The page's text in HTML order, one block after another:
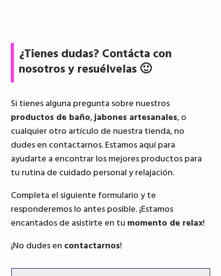
¿Tienes dudas? Contácta con
nosotros y resuélvelas 🙂
Si tienes alguna pregunta sobre nuestros
productos de baño,jabones artesanales, o
cualquier otro artículo de nuestra tienda, no
dudes en contactarnos. Estamos aquí para
ayudarte a encontrar los mejores productos para
tu rutina de cuidado personal y relajación.
Completa el siguiente formulario y te
responderemos lo antes posible. ¡Estamos
encantados de asistirte en tu momento de relax!
¡No dudes en contactarnos!